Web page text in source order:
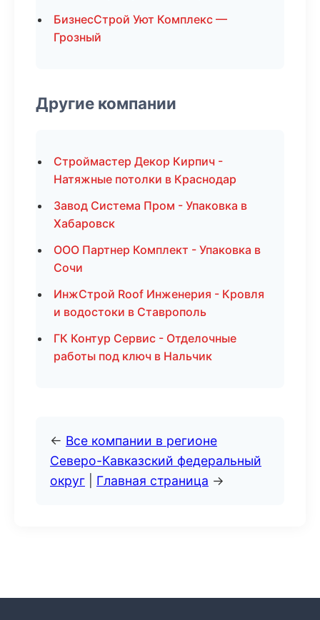
БизнесСтрой Уют Комплекс —
Грозный
Другие компании
Строймастер Декор Кирпич -
Натяжные потолки в Краснодар
Завод Система Пром - Упаковка в
Хабаровск
ООО Партнер Комплект - Упаковка в
Сочи
ИнжСтрой Roof Инженерия - Кровля
и водостоки в Ставрополь
ГК Контур Сервис - Отделочные
работы под ключ в Нальчик
← Все компании в регионе
Северо-Кавказский федеральный
округ
Главная страница →